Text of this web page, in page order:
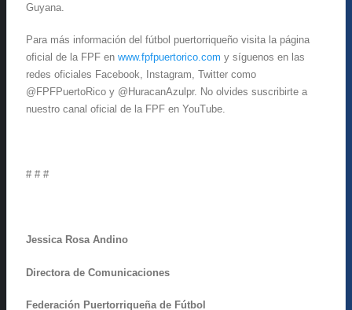
Guyana.
Para más información del fútbol puertorriqueño visita la página
oficial de la FPF en www.fpfpuertorico.com y síguenos en las
redes oficiales Facebook, Instagram, Twitter como
@FPFPuertoRico y @HuracanAzulpr. No olvides suscribirte a
nuestro canal oficial de la FPF en YouTube.
# # #
Jessica Rosa Andino
Directora de Comunicaciones
Federación Puertorriqueña de Fútbol